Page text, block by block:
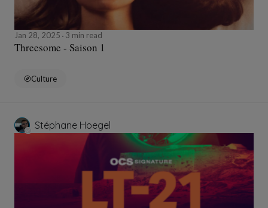
Jan 28, 2025 3 min read
Threesome - Saison 1
Culture
Stéphane Hoegel